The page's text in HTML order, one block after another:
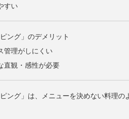
すい
ング」のデメリット
管理がしにくい
直観・感性が必要
ング」は、メニューを決めない料理の